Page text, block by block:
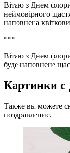
Вітаю з Днем
неймовірного
наповнена
***
Вітаю з Днем
буде наповнене
Картинки с
Также вы можете
поздравление.